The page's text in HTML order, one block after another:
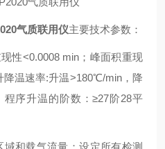
气质联用仪主要技术参数：
<0.0008 min；峰面积重现
降温速率:升温>180℃/min，降
序升温的阶数：≥27阶28平
和载气流量；设定所有检测